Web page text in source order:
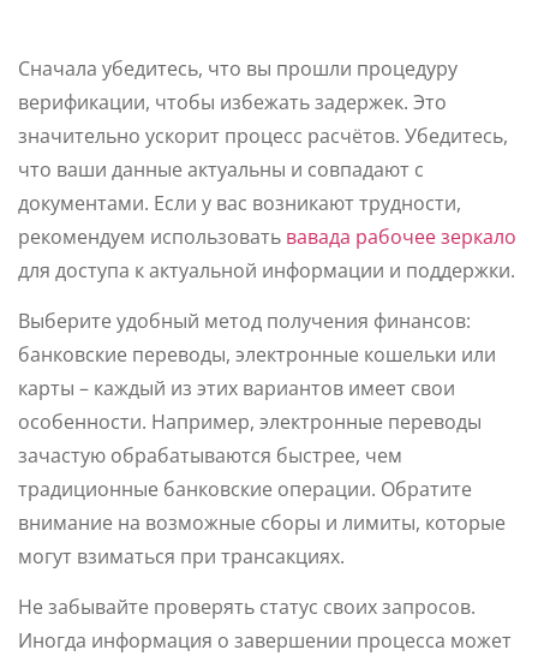
Сначала убедитесь, что вы прошли процедуру
верификации, чтобы избежать задержек. Это
значительно ускорит процесс расчётов. Убедитесь,
что ваши данные актуальны и совпадают с
документами. Если у вас возникают трудности,
рекомендуем использовать вавада рабочее зеркало
для доступа к актуальной информации и поддержки.
Выберите удобный метод получения финансов:
банковские переводы, электронные кошельки или
карты – каждый из этих вариантов имеет свои
особенности. Например, электронные переводы
зачастую обрабатываются быстрее, чем
традиционные банковские операции. Обратите
внимание на возможные сборы и лимиты, которые
могут взиматься при трансакциях.
Не забывайте проверять статус своих запросов.
Иногда информация о завершении процесса может